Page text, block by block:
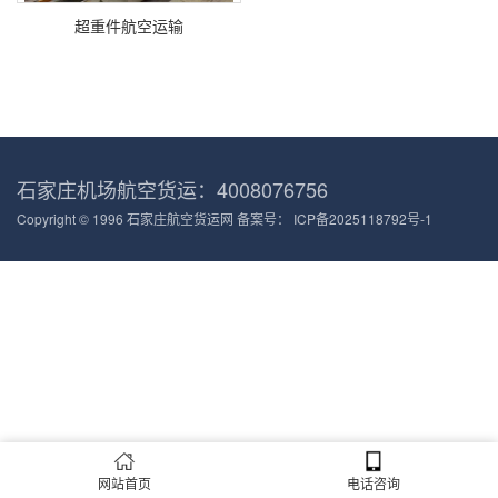
超重件航空运输
石家庄机场航空货运：4008076756
Copyright © 1996 石家庄航空货运网 备案号： ICP备2025118792号-1
网站首页 电话咨询